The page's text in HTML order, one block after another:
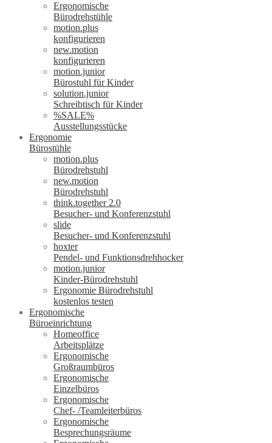
Ergonomische
Bürodrehstühle
motion.plus
konfigurieren
new.motion
konfigurieren
motion.junior
Bürostuhl für Kinder
solution.junior
Schreibtisch für Kinder
%SALE%
Ausstellungsstücke
Ergonomie
Bürostühle
motion.plus
Bürodrehstuhl
new.motion
Bürodrehstuhl
think.together 2.0
Besucher- und Konferenzstuhl
slide
Besucher- und Konferenzstuhl
hoxter
Pendel- und Funktionsdrehhocker
motion.junior
Kinder-Bürodrehstuhl
Ergonomie Bürodrehstuhl
kostenlos testen
Ergonomische
Büroeinrichtung
Homeoffice
Arbeitsplätze
Ergonomische
Großraumbüros
Ergonomische
Einzelbüros
Ergonomische
Chef- /Teamleiterbüros
Ergonomische
Besprechungsräume